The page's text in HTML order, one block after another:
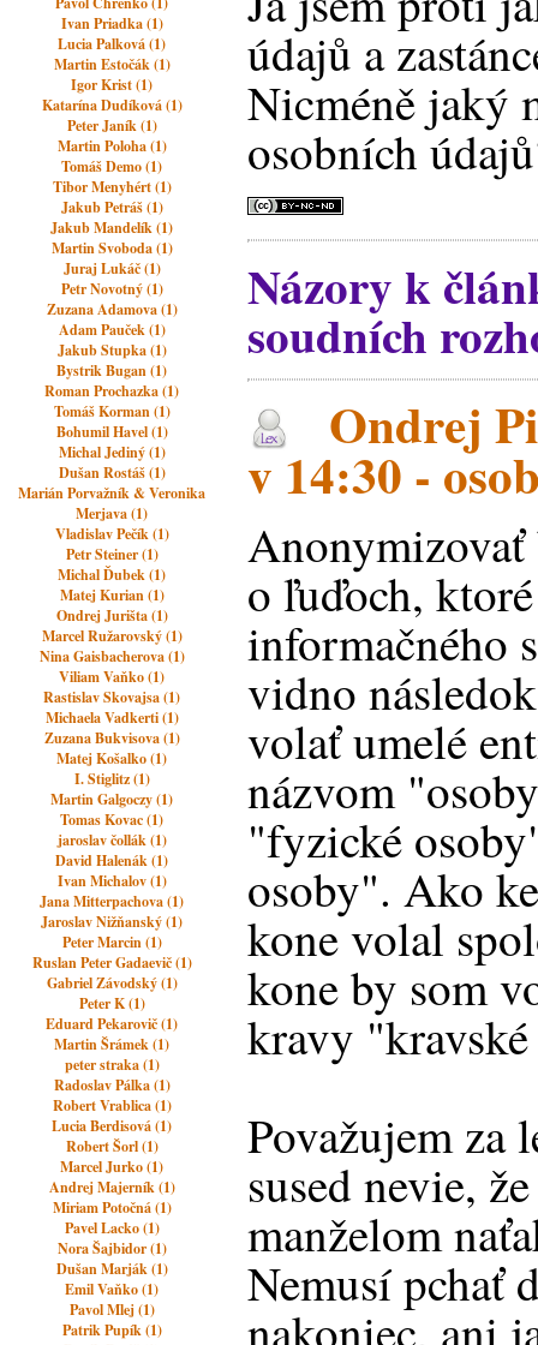
Ivan Priadka (1)
Lucia Palková (1)
Martin Estočák (1)
Igor Krist (1)
Katarína Dudíková (1)
Peter Janík (1)
Martin Poloha (1)
Tomáš Demo (1)
Tibor Menyhért (1)
Jakub Petráš (1)
Jakub Mandelík (1)
Martin Svoboda (1)
Juraj Lukáč (1)
Petr Novotný (1)
Zuzana Adamova (1)
Adam Pauček (1)
Jakub Stupka (1)
Bystrik Bugan (1)
Roman Prochazka (1)
Tomáš Korman (1)
Bohumil Havel (1)
Michal Jediný (1)
Dušan Rostáš (1)
Marián Porvažník & Veronika
Merjava (1)
Vladislav Pečík (1)
Petr Steiner (1)
Michal Ďubek (1)
Matej Kurian (1)
Ondrej Jurišta (1)
Marcel Ružarovský (1)
Nina Gaisbacherova (1)
Viliam Vaňko (1)
Rastislav Skovajsa (1)
Michaela Vadkerti (1)
Zuzana Bukvisova (1)
Matej Košalko (1)
I. Stiglitz (1)
Martin Galgoczy (1)
Tomas Kovac (1)
jaroslav čollák (1)
David Halenák (1)
Ivan Michalov (1)
Jana Mitterpachova (1)
Jaroslav Nižňanský (1)
Peter Marcin (1)
Ruslan Peter Gadaevič (1)
Gabriel Závodský (1)
Peter K (1)
Eduard Pekarovič (1)
Martin Šrámek (1)
peter straka (1)
Radoslav Pálka (1)
Robert Vrablica (1)
Lucia Berdisová (1)
Robert Šorl (1)
Marcel Jurko (1)
Andrej Majerník (1)
Miriam Potočná (1)
Pavel Lacko (1)
Nora Šajbidor (1)
Dušan Marják (1)
Emil Vaňko (1)
Pavol Mlej (1)
Patrik Pupík (1)
údajů a
Nicméně jaký
osobních
Názory k
soudních
Ondrej
v 14:30 -
Anonymizovať
o ľuďoch,
informačného
vidno
volať umelé
názvom
"fyzické
osoby". Ako
kone volal
kone by som
kravy
Považujem za
sused nevie,
manželom
Nemusí pchať
nakoniec, ani